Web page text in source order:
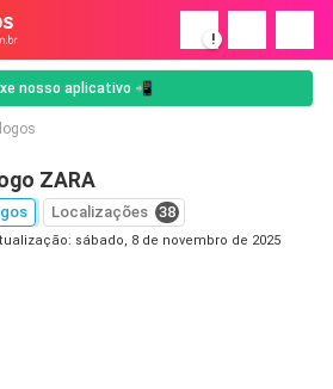
!
nosso aplicativo 📲
ZARA
Localizações 38
sábado, 8 de novembro de 2025